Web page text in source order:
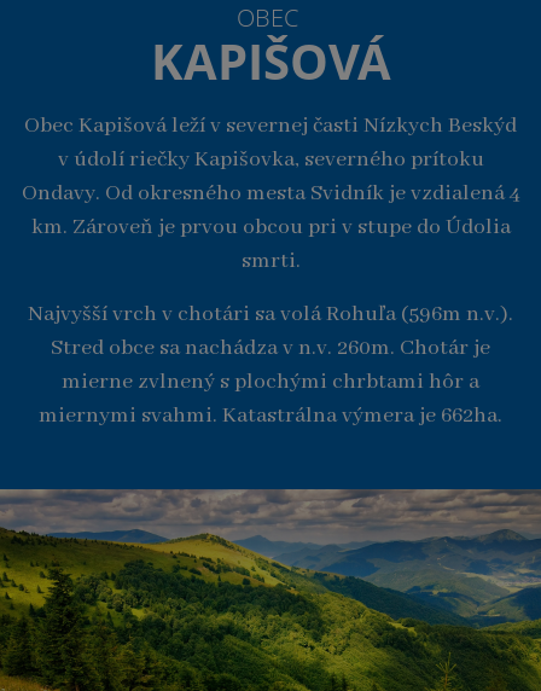
OBEC
KAPIŠOVÁ
Obec Kapišová leží v severnej časti Nízkych Beskýd
v údolí riečky Kapišovka, severného prítoku
Ondavy. Od okresného mesta Svidník je vzdialená 4
km. Zároveň je prvou obcou pri v stupe do Údolia
smrti.
Najvyšší vrch v chotári sa volá Rohuľa (596m n.v.).
Stred obce sa nachádza v n.v. 260m. Chotár je
mierne zvlnený s plochými chrbtami hôr a
miernymi svahmi. Katastrálna výmera je 662ha.